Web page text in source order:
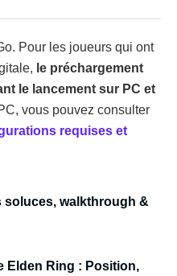
Pour les joueurs qui ont
le préchargement
le lancement sur PC et
vous pouvez consulter
requises et
soluces, walkthrough &
Elden Ring : Position,